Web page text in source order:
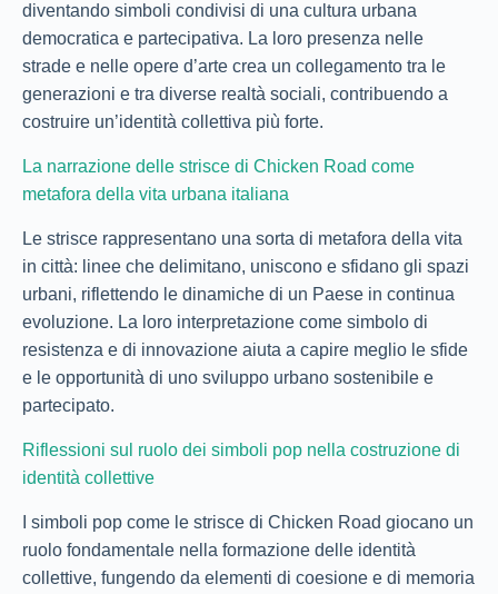
diventando simboli condivisi di una cultura urbana
democratica e partecipativa. La loro presenza nelle
strade e nelle opere d’arte crea un collegamento tra le
generazioni e tra diverse realtà sociali, contribuendo a
costruire un’identità collettiva più forte.
La narrazione delle strisce di Chicken Road come
metafora della vita urbana italiana
Le strisce rappresentano una sorta di metafora della vita
in città: linee che delimitano, uniscono e sfidano gli spazi
urbani, riflettendo le dinamiche di un Paese in continua
evoluzione. La loro interpretazione come simbolo di
resistenza e di innovazione aiuta a capire meglio le sfide
e le opportunità di uno sviluppo urbano sostenibile e
partecipato.
Riflessioni sul ruolo dei simboli pop nella costruzione di
identità collettive
I simboli pop come le strisce di Chicken Road giocano un
ruolo fondamentale nella formazione delle identità
collettive, fungendo da elementi di coesione e di memoria